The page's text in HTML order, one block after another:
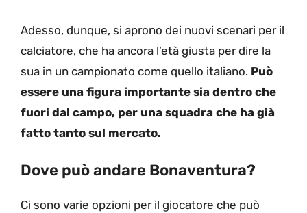
Adesso, dunque, si aprono dei nuovi scenari per il
calciatore, che ha ancora l’età giusta per dire la
sua in un campionato come quello italiano. Può
essere una figura importante sia dentro che
fuori dal campo, per una squadra che ha già
fatto tanto sul mercato.
Dove può andare Bonaventura?
Ci sono varie opzioni per il giocatore che può